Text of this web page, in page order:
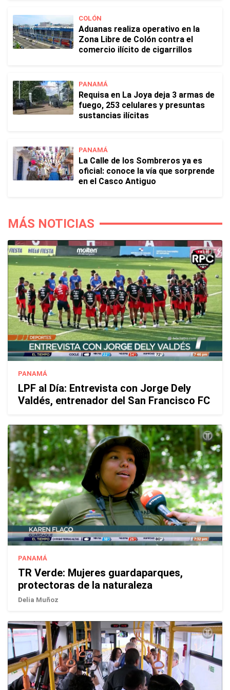
COLÓN
Aduanas realiza operativo en la
Zona Libre de Colón contra el
comercio ilícito de cigarrillos
PANAMÁ
Requisa en La Joya deja 3 armas de
fuego, 253 celulares y presuntas
sustancias ilícitas
PANAMÁ
La Calle de los Sombreros ya es
oficial: conoce la vía que sorprende
en el Casco Antiguo
MÁS NOTICIAS
PANAMÁ
LPF al Día: Entrevista con Jorge Dely
Valdés, entrenador del San Francisco FC
PANAMÁ
TR Verde: Mujeres guardaparques,
protectoras de la naturaleza
Delia Muñoz